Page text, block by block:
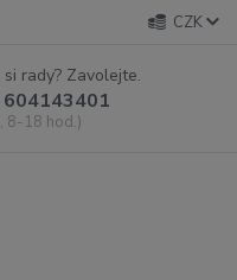
CZK
rady? Zavolejte.
8-18 hod.)